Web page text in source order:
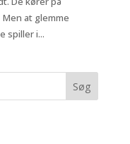
at glemme
spiller i...